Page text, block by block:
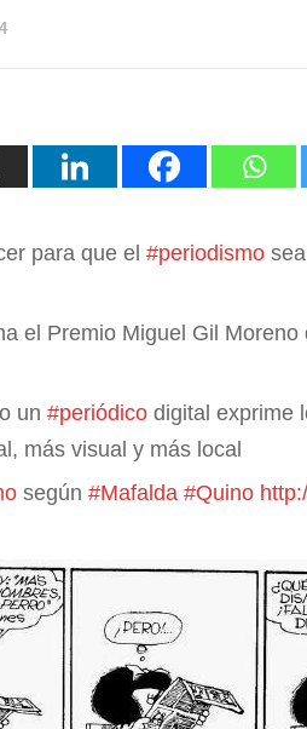
para que el#periodismo
el Premio Miguel Gil
un#periódico digital exprime
más visual y más local
según#Mafalda #Quino